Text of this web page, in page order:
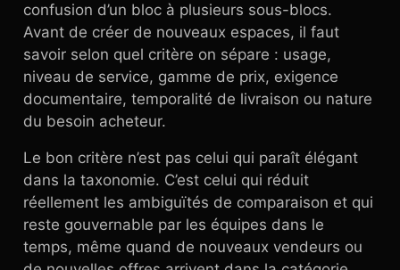
confusion d’un bloc à plusieurs sous-blocs.
Avant de créer de nouveaux espaces, il faut
savoir selon quel critère on sépare : usage,
niveau de service, gamme de prix, exigence
documentaire, temporalité de livraison ou nature
du besoin acheteur.
Le bon critère n’est pas celui qui paraît élégant
dans la taxonomie. C’est celui qui réduit
réellement les ambiguïtés de comparaison et qui
reste gouvernable par les équipes dans le
temps, même quand de nouveaux vendeurs ou